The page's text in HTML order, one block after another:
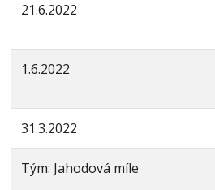
21.6.2022
1.6.2022
31.3.2022
Tým: Jahodová míle